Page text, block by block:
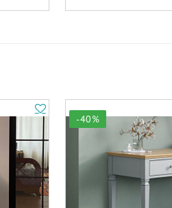
-40%